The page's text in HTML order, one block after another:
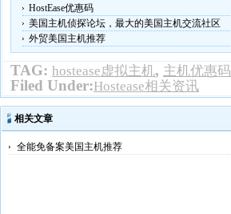
HostEase优惠码
美国主机侦探论坛，最大的美国主机交流社区
外贸美国主机推荐
TAG: hostease虚拟主机, 主机优惠码
Filed Under:Hostease相关资讯
相关文章
全能免备案美国主机推荐